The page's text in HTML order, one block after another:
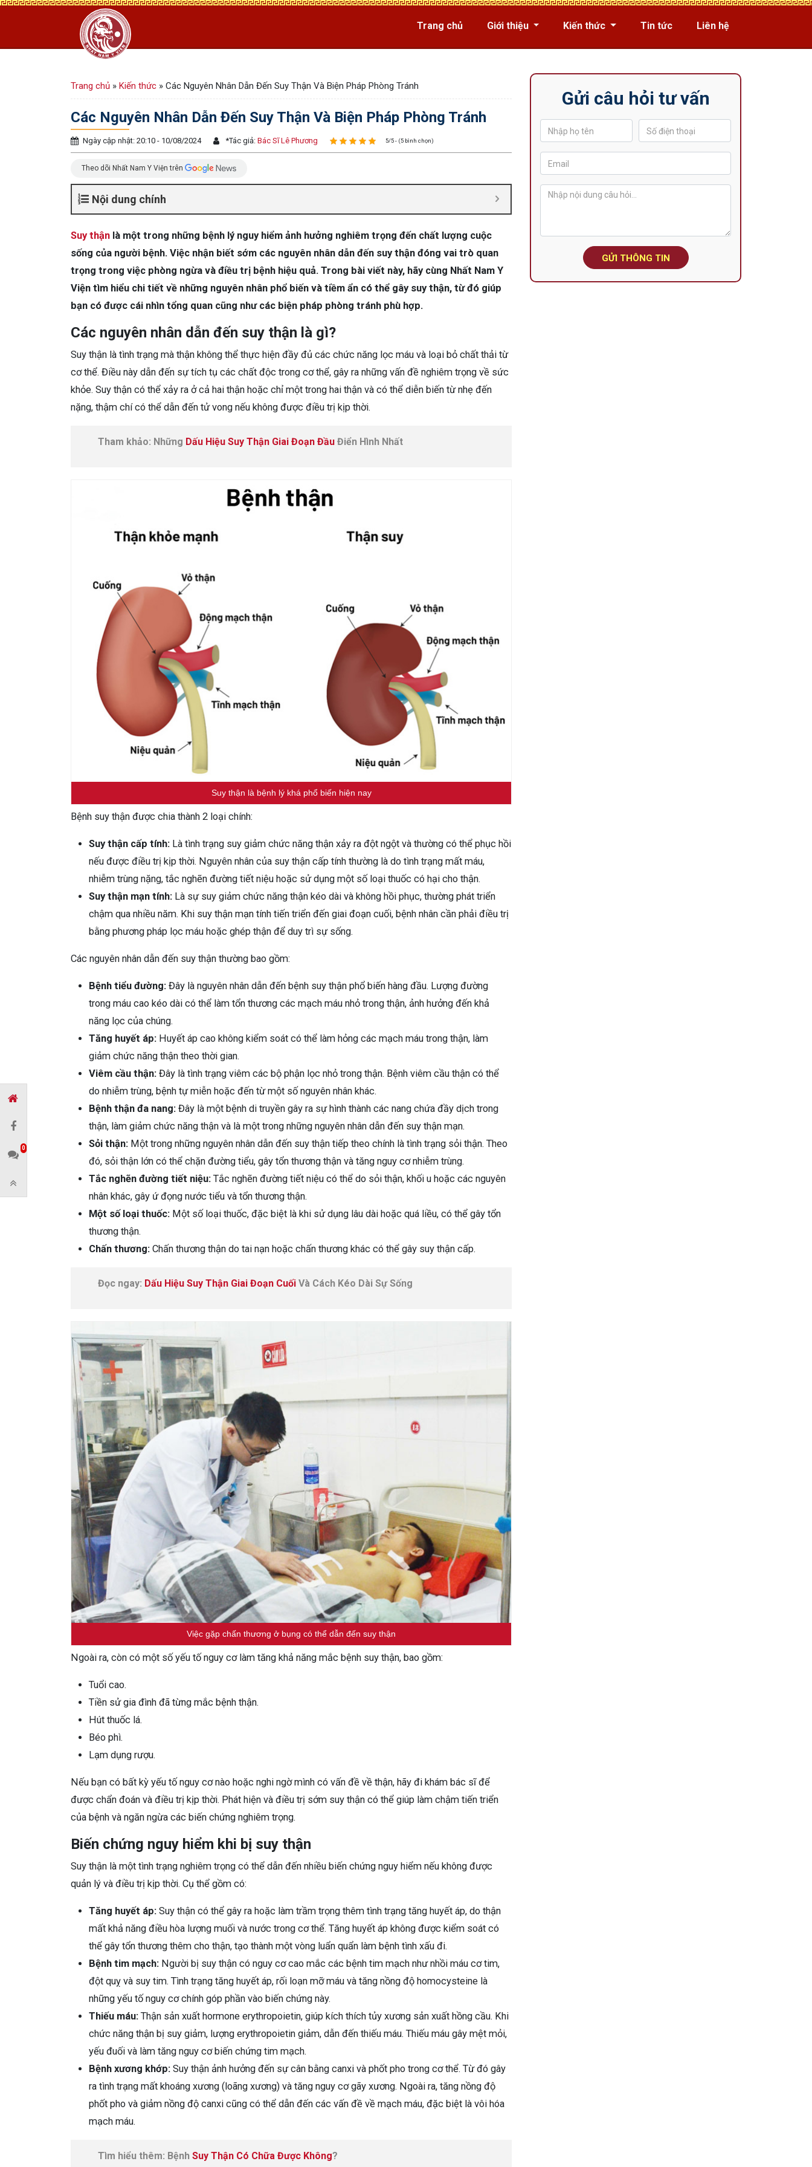
Trang chủ Giới thiệu Kiến thức Tin tức Liên hệ
Trang chủ » Kiến thức » Các Nguyên Nhân Dẫn Đến Suy Thận Và Biện Pháp Phòng Tránh
Các Nguyên Nhân Dẫn Đến Suy Thận Và Biện Pháp Phòng Tránh
Ngày cập nhật: 20:10 - 10/08/2024 *Tác giả: Bác Sĩ Lê Phương 5/5 - (5 bình chọn)
Theo dõi Nhất Nam Y Viện trên
Nội dung chính
Suy thận là một trong những bệnh lý nguy hiểm ảnh hưởng nghiêm trọng đến chất lượng cuộc
sống của người bệnh. Việc nhận biết sớm các nguyên nhân dẫn đến suy thận đóng vai trò quan
trọng trong việc phòng ngừa và điều trị bệnh hiệu quả. Trong bài viết này, hãy cùng Nhất Nam Y
Viện tìm hiểu chi tiết về những nguyên nhân phổ biến và tiềm ẩn có thể gây suy thận, từ đó giúp
bạn có được cái nhìn tổng quan cũng như các biện pháp phòng tránh phù hợp.
Các nguyên nhân dẫn đến suy thận là gì?
Suy thận là tình trạng mà thận không thể thực hiện đầy đủ các chức năng lọc máu và loại bỏ chất thải từ
cơ thể. Điều này dẫn đến sự tích tụ các chất độc trong cơ thể, gây ra những vấn đề nghiêm trọng về sức
khỏe. Suy thận có thể xảy ra ở cả hai thận hoặc chỉ một trong hai thận và có thể diễn biến từ nhẹ đến
nặng, thậm chí có thể dẫn đến tử vong nếu không được điều trị kịp thời.
Tham khảo: Những Dấu Hiệu Suy Thận Giai Đoạn Đầu Điển Hình Nhất
Suy thận là bệnh lý khá phổ biến hiện nay
Bệnh suy thận được chia thành 2 loại chính:
Suy thận cấp tính: Là tình trạng suy giảm chức năng thận xảy ra đột ngột và thường có thể phục hồi
nếu được điều trị kịp thời. Nguyên nhân của suy thận cấp tính thường là do tình trạng mất máu,
nhiễm trùng nặng, tắc nghẽn đường tiết niệu hoặc sử dụng một số loại thuốc có hại cho thận.
Suy thận mạn tính: Là sự suy giảm chức năng thận kéo dài và không hồi phục, thường phát triển
chậm qua nhiều năm. Khi suy thận mạn tính tiến triển đến giai đoạn cuối, bệnh nhân cần phải điều trị
bằng phương pháp lọc máu hoặc ghép thận để duy trì sự sống.
Các nguyên nhân dẫn đến suy thận thường bao gồm:
Bệnh tiểu đường: Đây là nguyên nhân dẫn đến bệnh suy thận phổ biến hàng đầu. Lượng đường
trong máu cao kéo dài có thể làm tổn thương các mạch máu nhỏ trong thận, ảnh hưởng đến khả
năng lọc của chúng.
Tăng huyết áp: Huyết áp cao không kiểm soát có thể làm hỏng các mạch máu trong thận, làm
giảm chức năng thận theo thời gian.
Viêm cầu thận: Đây là tình trạng viêm các bộ phận lọc nhỏ trong thận. Bệnh viêm cầu thận có thể
do nhiễm trùng, bệnh tự miễn hoặc đến từ một số nguyên nhân khác.
Bệnh thận đa nang: Đây là một bệnh di truyền gây ra sự hình thành các nang chứa đầy dịch trong
thận, làm giảm chức năng thận và là một trong những nguyên nhân dẫn đến suy thận mạn.
Sỏi thận: Một trong những nguyên nhân dẫn đến suy thận tiếp theo chính là tình trạng sỏi thận. Theo
đó, sỏi thận lớn có thể chặn đường tiểu, gây tổn thương thận và tăng nguy cơ nhiễm trùng.
Tắc nghẽn đường tiết niệu: Tắc nghẽn đường tiết niệu có thể do sỏi thận, khối u hoặc các nguyên
nhân khác, gây ứ đọng nước tiểu và tổn thương thận.
Một số loại thuốc: Một số loại thuốc, đặc biệt là khi sử dụng lâu dài hoặc quá liều, có thể gây tổn
thương thận.
Chấn thương: Chấn thương thận do tai nạn hoặc chấn thương khác có thể gây suy thận cấp.
Đọc ngay: Dấu Hiệu Suy Thận Giai Đoạn Cuối Và Cách Kéo Dài Sự Sống
Việc gặp chấn thương ở bụng có thể dẫn đến suy thận
Ngoài ra, còn có một số yếu tố nguy cơ làm tăng khả năng mắc bệnh suy thận, bao gồm:
Tuổi cao.
Tiền sử gia đình đã từng mắc bệnh thận.
Hút thuốc lá.
Béo phì.
Lạm dụng rượu.
Nếu bạn có bất kỳ yếu tố nguy cơ nào hoặc nghi ngờ mình có vấn đề về thận, hãy đi khám bác sĩ để
được chẩn đoán và điều trị kịp thời. Phát hiện và điều trị sớm suy thận có thể giúp làm chậm tiến triển
của bệnh và ngăn ngừa các biến chứng nghiêm trọng.
Biến chứng nguy hiểm khi bị suy thận
Suy thận là một tình trạng nghiêm trọng có thể dẫn đến nhiều biến chứng nguy hiểm nếu không được
quản lý và điều trị kịp thời. Cụ thể gồm có:
Tăng huyết áp: Suy thận có thể gây ra hoặc làm trầm trọng thêm tình trạng tăng huyết áp, do thận
mất khả năng điều hòa lượng muối và nước trong cơ thể. Tăng huyết áp không được kiểm soát có
thể gây tổn thương thêm cho thận, tạo thành một vòng luẩn quẩn làm bệnh tình xấu đi.
Bệnh tim mạch: Người bị suy thận có nguy cơ cao mắc các bệnh tim mạch như nhồi máu cơ tim,
đột quỵ và suy tim. Tình trạng tăng huyết áp, rối loạn mỡ máu và tăng nồng độ homocysteine là
những yếu tố nguy cơ chính góp phần vào biến chứng này.
Thiếu máu: Thận sản xuất hormone erythropoietin, giúp kích thích tủy xương sản xuất hồng cầu. Khi
chức năng thận bị suy giảm, lượng erythropoietin giảm, dẫn đến thiếu máu. Thiếu máu gây mệt mỏi,
yếu đuối và làm tăng nguy cơ biến chứng tim mạch.
Bệnh xương khớp: Suy thận ảnh hưởng đến sự cân bằng canxi và phốt pho trong cơ thể. Từ đó gây
ra tình trạng mất khoáng xương (loãng xương) và tăng nguy cơ gãy xương. Ngoài ra, tăng nồng độ
phốt pho và giảm nồng độ canxi cũng có thể dẫn đến các vấn đề về mạch máu, đặc biệt là vôi hóa
mạch máu.
Tìm hiểu thêm: Bệnh Suy Thận Có Chữa Được Không?
Gửi câu hỏi tư vấn
GỬI THÔNG TIN
0